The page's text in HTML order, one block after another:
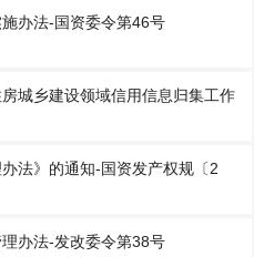
办法-国资委令第46号
城乡建设领域信用信息归集工作
法》的通知-国资发产权规〔2
办法-发改委令第38号